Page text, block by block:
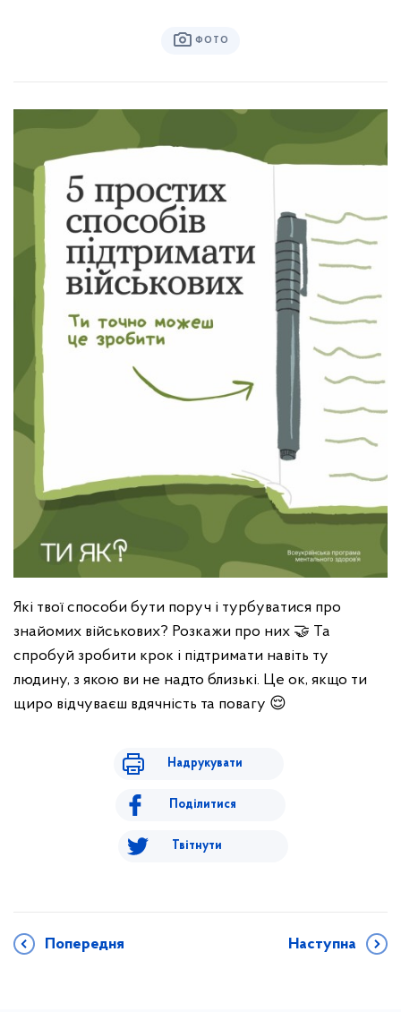
ФОТО
Які твої способи бути поруч і турбуватися про
знайомих військових? Розкажи про них 🤝 Та
спробуй зробити крок і підтримати навіть ту
людину, з якою ви не надто близькі. Це ок, якщо ти
щиро відчуваєш вдячність та повагу 😌
Надрукувати
Поділитися
Твітнути
Попередня Наступна